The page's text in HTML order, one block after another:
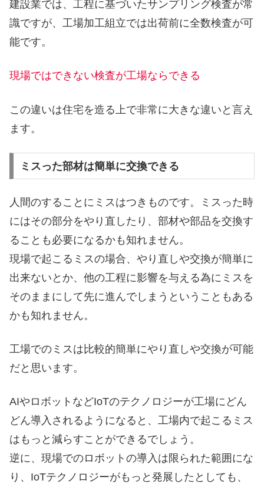
建設業では、工程に基づいたサンプリング検査が常
識ですが、工場加工組立では出荷前に全数検査が可
能です。
現場ではできない検査が工場ならできる
この違いは住宅を造る上で非常に大きな違いと言え
ます。
ミスった部材は簡単に交換できる
人間のすることにミスはつきものです。ミスった時
にはその部分をやり直したり、部材や部品を交換す
ることも必要になるかも知れません。
現場で起こるミスの場合、やり直しや交換が簡単に
出来ないとか、他の工程に影響を与える為にミスを
そのままにして先に進んでしまうということもある
かも知れません。
工場でのミスは比較的簡単にやり直しや交換が可能
だと思います。
AIやロボットなどIoTのテクノロジーが工場にどん
どん導入されるようになると、工場内で起こるミス
はもっと減らすことができるでしょう。
逆に、現場でのロボットの導入は限られた範囲にな
り、IoTテクノロジーがもっと発展したとしても、